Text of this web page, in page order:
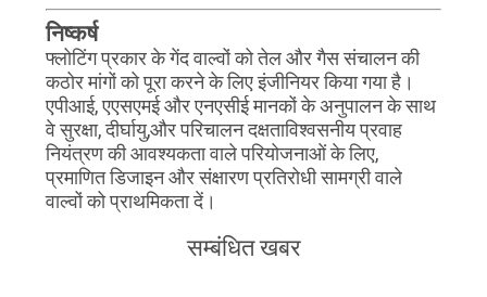
निष्कर्ष
फ्लोटिंग प्रकार के गेंद वाल्वों को तेल और गैस संचालन की
कठोर मांगों को पूरा करने के लिए इंजीनियर किया गया है।
एपीआई, एएसएमई और एनएसीई मानकों के अनुपालन के साथ
वे सुरक्षा, दीर्घायु,और परिचालन दक्षताविश्वसनीय प्रवाह
नियंत्रण की आवश्यकता वाले परियोजनाओं के लिए,
प्रमाणित डिजाइन और संक्षारण प्रतिरोधी सामग्री वाले
वाल्वों को प्राथमिकता दें।
सम्बंधित खबर